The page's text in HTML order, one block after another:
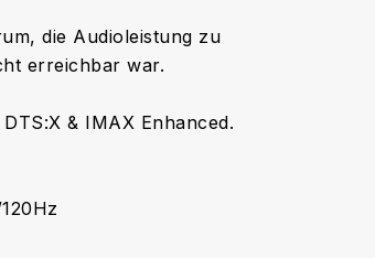
die Audioleistung zu
erreichbar war.
& IMAX Enhanced.